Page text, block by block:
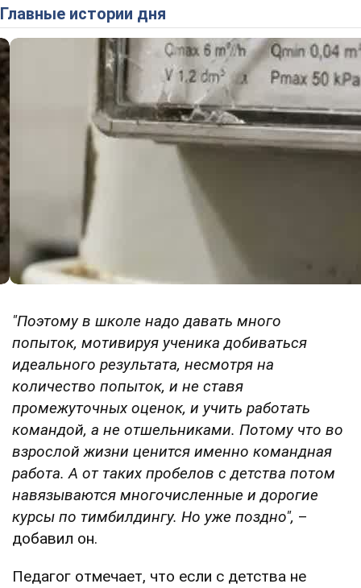
Главные истории дня
"Поэтому в школе надо давать много
попыток, мотивируя ученика добиваться
идеального результата, несмотря на
количество попыток, и не ставя
промежуточных оценок, и учить работать
командой, а не отшельниками. Потому что во
взрослой жизни ценится именно командная
работа. А от таких пробелов с детства потом
навязываются многочисленные и дорогие
курсы по тимбилдингу. Но уже поздно", –
добавил он.
Педагог отмечает, что если с детства не